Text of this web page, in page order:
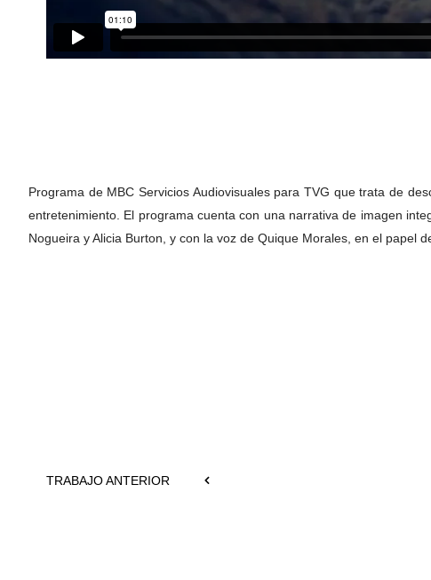
Programa de MBC Servicios Audiovisuales para TVG que trata de
entretenimiento. El programa cuenta con una narrativa de imagen
Nogueira y Alicia Burton, y con la voz de Quique Morales, en el papel
TRABAJO ANTERIOR